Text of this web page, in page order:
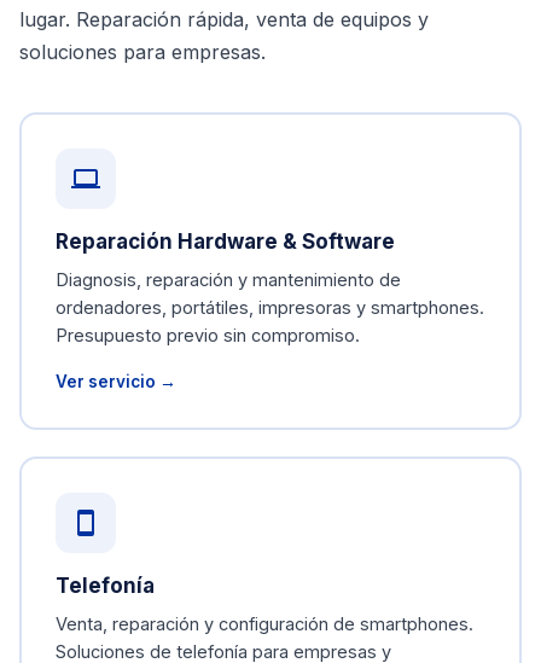
lugar. Reparación rápida, venta de equipos y
soluciones para empresas.
Reparación Hardware & Software
Diagnosis, reparación y mantenimiento de
ordenadores, portátiles, impresoras y smartphones.
Presupuesto previo sin compromiso.
Ver servicio →
Telefonía
Venta, reparación y configuración de smartphones.
Soluciones de telefonía para empresas y